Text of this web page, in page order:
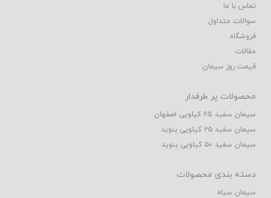
تماس با ما
سوالات متداول
فروشگاه
مقالات
قیمت روز سیمان
محصولات پر طرفدار
سیمان سفید 25 کیلویی اصفهان
سیمان سفید ۲۵ کیلویی بنوید
سیمان سفید ۵۰ کیلویی بنوید
دسته بندی محصولات
سیمان سیاه